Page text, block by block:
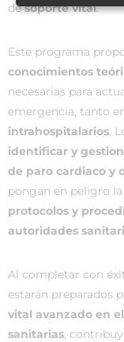
desoporte vital.
Este programa
conocimientos
necesarias para
emergencia, tanto
intrahospitalarios.
identificar y
de paro cardiaco y
pongan en peligro
protocolos y
autoridades
Al completar con
estarán preparados
vital avanzado en
sanitarias,